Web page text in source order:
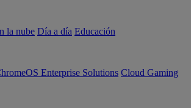
la nube Día a día Educación
Enterprise Solutions Cloud Gaming